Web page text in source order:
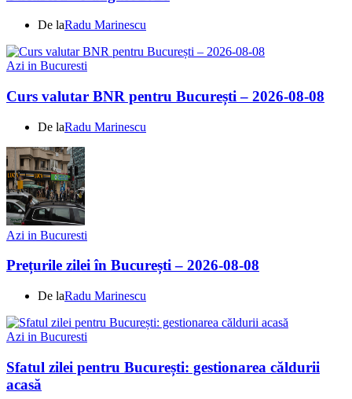
De laRadu Marinescu
Azi in Bucuresti
Curs valutar BNR pentru București – 2026-08-08
De laRadu Marinescu
Azi in Bucuresti
Prețurile zilei în București – 2026-08-08
De laRadu Marinescu
Azi in Bucuresti
Sfatul zilei pentru București: gestionarea căldurii
acasă